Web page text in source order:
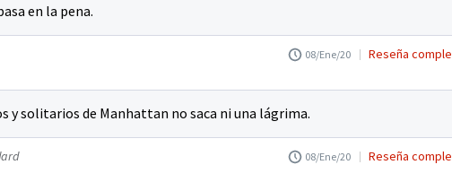
en la pena.
08/Ene/20 Reseña
y solitarios de Manhattan no saca ni una lágrima.
08/Ene/20 Reseña